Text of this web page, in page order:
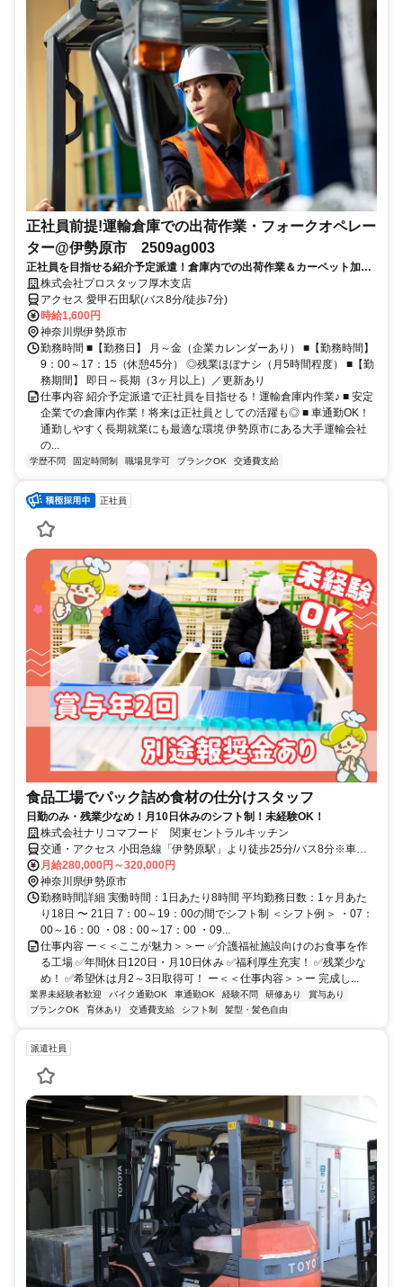
正社員前提!運輸倉庫での出荷作業・フォークオペレー
ター@伊勢原市 2509ag003
正社員を目指せる紹介予定派遣！倉庫内での出荷作業＆カーペット加工
◎フォークリフト未経験も歓迎！
株式会社プロスタッフ厚木支店
アクセス 愛甲石田駅(バス8分/徒歩7分)
時給1,600円
神奈川県伊勢原市
勤務時間 ■【勤務日】 月～金（企業カレンダーあり） ■【勤務時間】
9：00～17：15（休憩45分） ◎残業ほぼナシ（月5時間程度） ■【勤
務期間】 即日～長期（3ヶ月以上）／更新あり
仕事内容 紹介予定派遣で正社員を目指せる！運輸倉庫内作業♪ ■ 安定
企業での倉庫内作業！将来は正社員としての活躍も◎ ■ 車通勤OK！
通勤しやすく長期就業にも最適な環境 伊勢原市にある大手運輸会社
の...
学歴不問 固定時間制 職場見学可 ブランクOK 交通費支給
正社員
食品工場でパック詰め食材の仕分けスタッフ
日勤のみ・残業少なめ！月10日休みのシフト制！未経験OK！
株式会社ナリコマフード 関東セントラルキッチン
交通・アクセス 小田急線「伊勢原駅」より徒歩25分/バス8分※車・
バイク通勤OK
月給280,000円～320,000円
神奈川県伊勢原市
勤務時間詳細 実働時間：1日あたり8時間 平均勤務日数：1ヶ月あた
り18日 〜 21日 7：00～19：00の間でシフト制 ＜シフト例＞ ・07：
00～16：00 ・08：00～17：00 ・09...
仕事内容 ー＜＜ここが魅力＞＞ー ✅介護福祉施設向けのお食事を作
る工場 ✅年間休日120日・月10日休み ✅福利厚生充実！ ✅残業少な
め！ ✅希望休は月2～3日取得可！ ー＜＜仕事内容＞＞ー 完成し...
業界未経験者歓迎 バイク通勤OK 車通勤OK 経験不問 研修あり
賞与あり
ブランクOK
育休あり 交通費支給 シフト制 髪型・髪色自由
派遣社員